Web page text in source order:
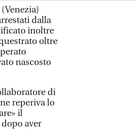
dalla
inoltre
oltre
nascosto
di
reperiva lo
il
aver